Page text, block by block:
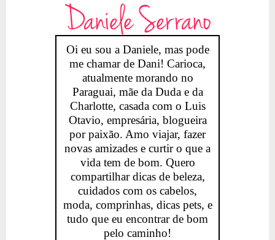
Daniele Serrano
Oi eu sou a Daniele, mas pode
me chamar de Dani! Carioca,
atualmente morando no
Paraguai, mãe da Duda e da
Charlotte, casada com o Luis
Otavio, empresária, blogueira
por paixão. Amo viajar, fazer
novas amizades e curtir o que a
vida tem de bom. Quero
compartilhar dicas de beleza,
cuidados com os cabelos,
moda, comprinhas, dicas pets, e
tudo que eu encontrar de bom
pelo caminho!